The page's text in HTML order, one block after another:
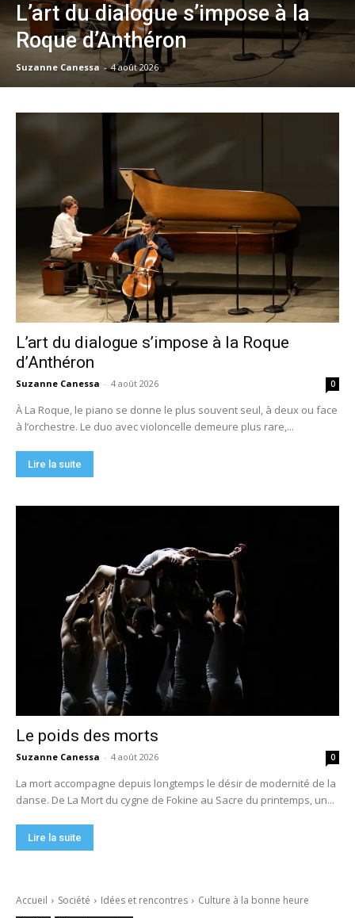
L’art du dialogue s’impose à la
Roque d’Anthéron
Suzanne Canessa - 4 août 2026
L’art du dialogue s’impose à la Roque
d’Anthéron
Suzanne Canessa - 4 août 2026 0
À La Roque, le piano se donne le plus souvent seul, à deux ou face
à l’orchestre. Le duo avec violoncelle demeure plus rare,...
Lire la suite
Le poids des morts
Suzanne Canessa - 4 août 2026 0
La mort accompagne depuis longtemps le désir de modernité de la
danse. De La Mort du cygne de Fokine au Sacre du printemps, un...
Lire la suite